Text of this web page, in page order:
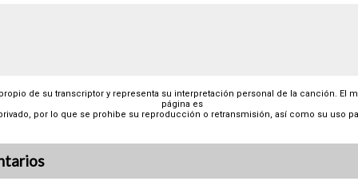
de su transcriptor y representa su interpretación personal de la canción. El
página es
por lo que se prohibe su reproducción o retransmisión, así como su uso